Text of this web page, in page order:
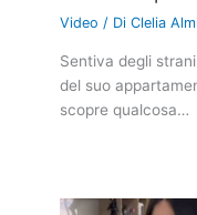
Video / DiClelia
Sentiva degli
del suo
scopre qualcosa…